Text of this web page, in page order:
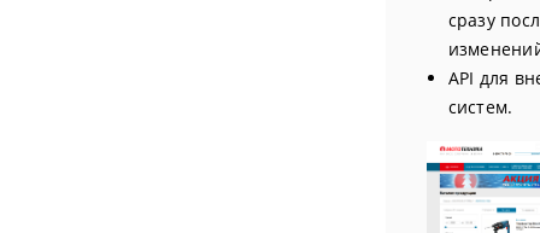
сразу
API для
систем.